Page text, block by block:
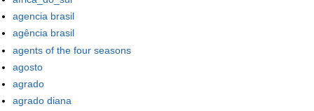
agencia brasil
agência brasil
agents of the four seasons
agosto
agrado
agrado diana